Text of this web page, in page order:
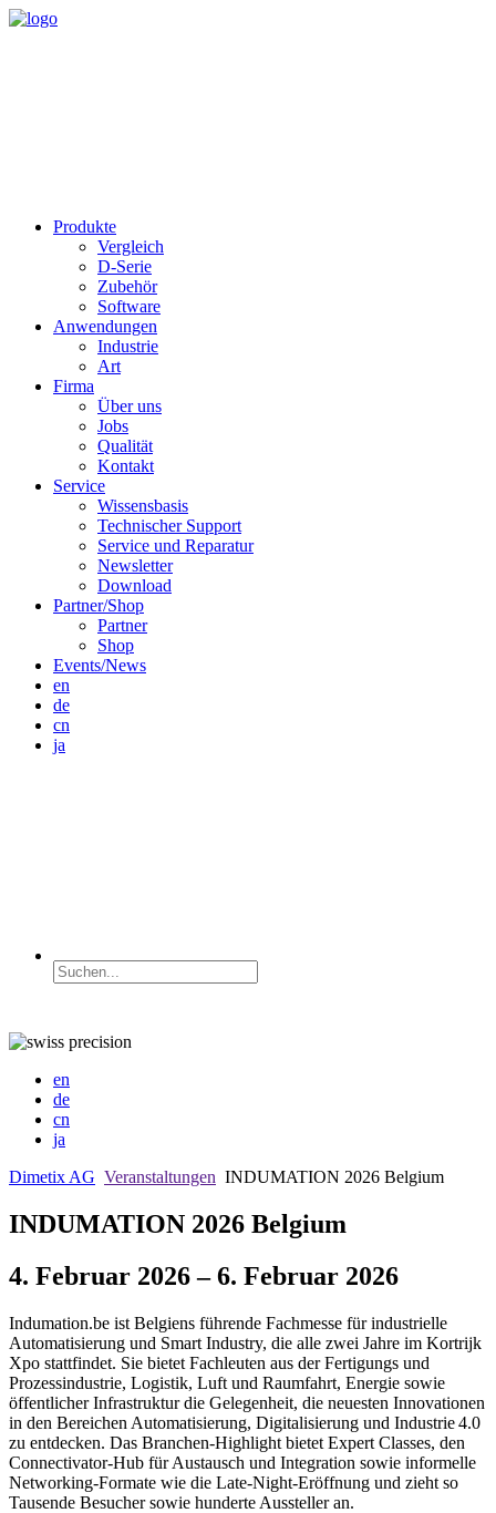
Produkte
Vergleich
D-Serie
Zubehör
Software
Anwendungen
Industrie
Art
Firma
Über uns
Jobs
Qualität
Kontakt
Service
Wissensbasis
Technischer Support
Service und Reparatur
Newsletter
Download
Partner/Shop
Partner
Shop
Events/News
en
de
cn
ja
en
de
cn
ja
Dimetix AG Veranstaltungen INDUMATION 2026 Belgium
INDUMATION 2026 Belgium
4. Februar 2026 – 6. Februar 2026
Indumation.be ist Belgiens führende Fachmesse für industrielle
Automatisierung und Smart Industry, die alle zwei Jahre im Kortrijk
Xpo stattfindet. Sie bietet Fachleuten aus der Fertigungs und
Prozessindustrie, Logistik, Luft und Raumfahrt, Energie sowie
öffentlicher Infrastruktur die Gelegenheit, die neuesten Innovationen
in den Bereichen Automatisierung, Digitalisierung und Industrie 4.0
zu entdecken. Das Branchen-Highlight bietet Expert Classes, den
Connectivator-Hub für Austausch und Integration sowie informelle
Networking-Formate wie die Late-Night-Eröffnung und zieht so
Tausende Besucher sowie hunderte Aussteller an.